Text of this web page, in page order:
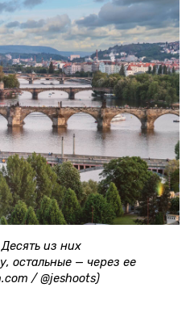
из них
остальные — через ее
/ @jeshoots)